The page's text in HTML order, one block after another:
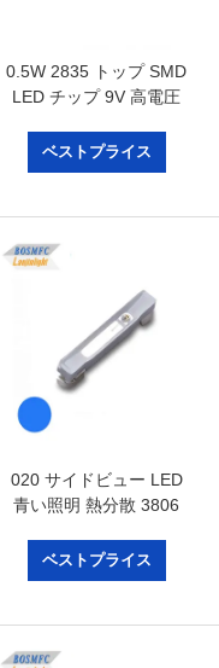
0.5W 2835 トップ SMD
LED チップ 9V 高電圧
ベストプライス
020 サイドビュー LED
青い照明 熱分散 3806
ベストプライス